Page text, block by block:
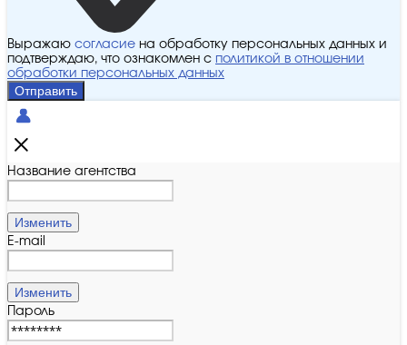
Выражаю согласие на обработку персональных данных и
подтверждаю, что ознакомлен с политикой в отношении
обработки персональных данных
Отправить
Название агентства
Изменить
E-mail
Изменить
Пароль